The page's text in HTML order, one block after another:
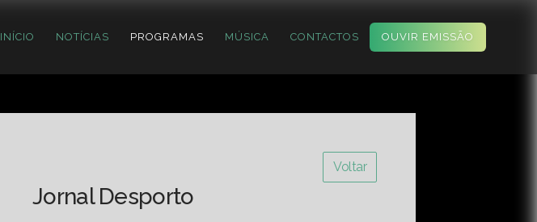
INÍCIO NOTÍCIAS PROGRAMAS MÚSICA CONTACTOS OUVIR EMISSÃO
Voltar
Jornal Desporto